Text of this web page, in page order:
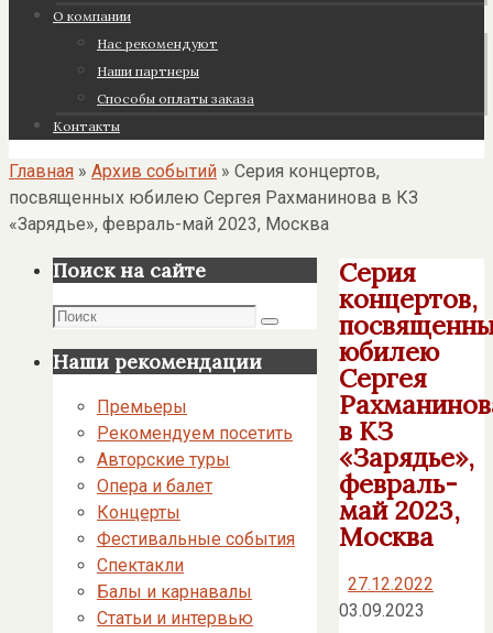
О компании
Нас рекомендуют
Наши партнеры
Cпособы оплаты заказа
Контакты
Главная » Архив событий » Серия концертов,
посвященных юбилею Сергея Рахманинова в КЗ
«Зарядье», февраль-май 2023, Москва
Серия
концертов,
юбилею
Сергея
в КЗ
«Зарядье»,
февраль-
май 2023,
Москва
27.12.2022
03.09.2023
Поиск на сайте
Поиск
Поиск
Наши рекомендации
Премьеры
Рекомендуем посетить
Авторские туры
Опера и балет
Концерты
Фестивальные события
Спектакли
Балы и карнавалы
Статьи и интервью